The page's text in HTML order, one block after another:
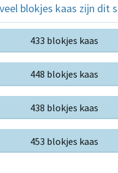
blokjes kaas zijn dit
433 blokjes kaas
448 blokjes kaas
438 blokjes kaas
453 blokjes kaas